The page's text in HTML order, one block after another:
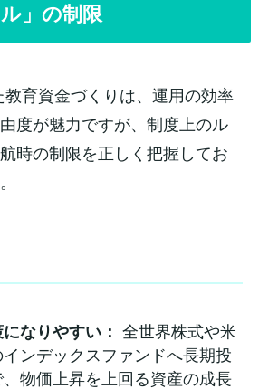
ル」の制限
育資金づくりは、運用の効率
度が魅力ですが、制度上のル
時の制限を正しく把握してお
なりやすい：
全世界株式や米
ンデックスファンドへ長期投
物価上昇を上回る資産の成長